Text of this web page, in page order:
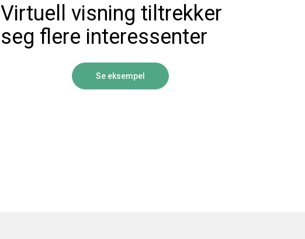
Virtuell visning tiltrekker
seg flere interessenter
Se eksempel